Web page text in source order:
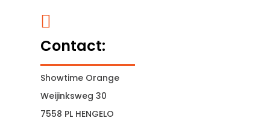

Contact:
Showtime Orange
Weijinksweg 30
7558 PL HENGELO